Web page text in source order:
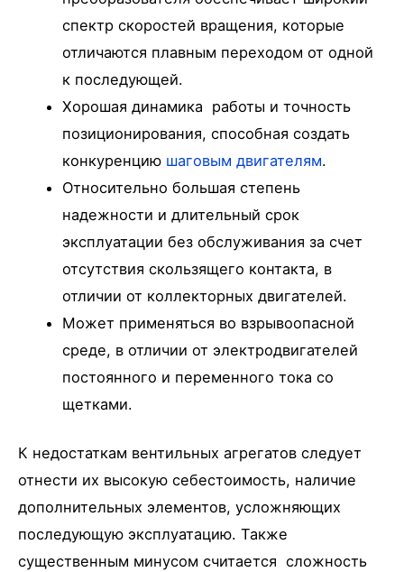
спектр скоростей вращения, которые
отличаются плавным переходом от одной
к последующей.
Хорошая динамика работы и точность
позиционирования, способная создать
конкуренцию шаговым двигателям.
Относительно большая степень
надежности и длительный срок
эксплуатации без обслуживания за счет
отсутствия скользящего контакта, в
отличии от коллекторных двигателей.
Может применяться во взрывоопасной
среде, в отличии от электродвигателей
постоянного и переменного тока со
щетками.
К недостаткам вентильных агрегатов следует
отнести их высокую себестоимость, наличие
дополнительных элементов, усложняющих
последующую эксплуатацию. Также
существенным минусом считается сложность